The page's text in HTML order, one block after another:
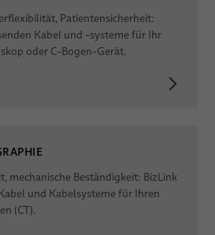
Patientensicherheit:
Kabel und -systeme für Ihr
oder C-Bogen-Gerät.
mechanische Beständigkeit: BizLink
und Kabelsysteme für Ihren
(CT).